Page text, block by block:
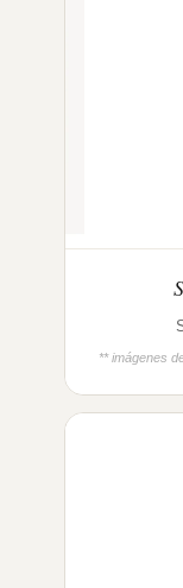
** imágenes